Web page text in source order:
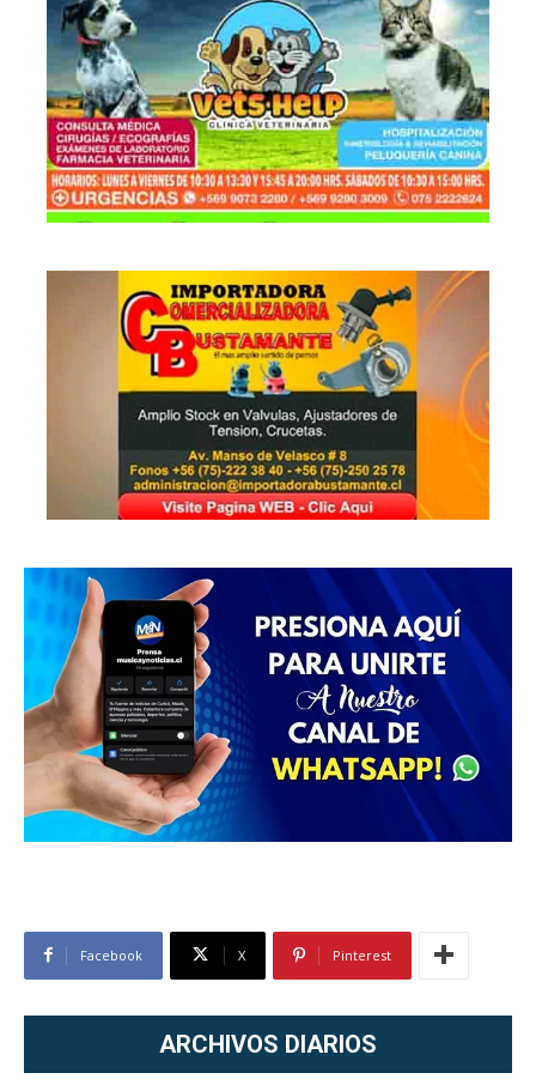
Facebook X Pinterest
ARCHIVOS DIARIOS